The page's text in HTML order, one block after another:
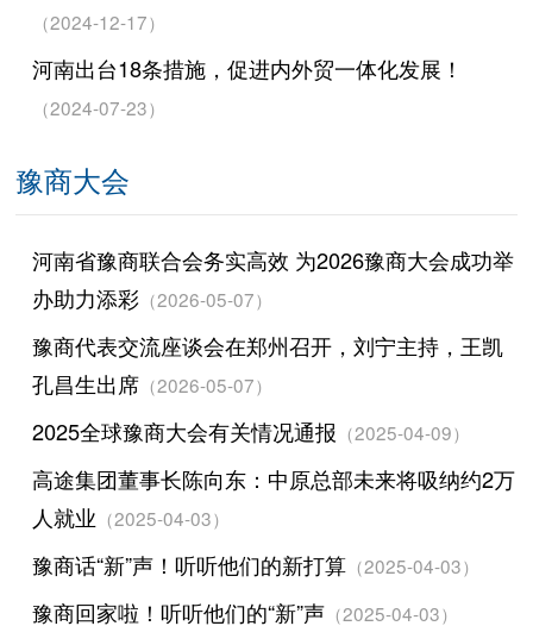
（2024-12-17）
河南出台18条措施，促进内外贸一体化发展！
（2024-07-23）
豫商大会
河南省豫商联合会务实高效 为2026豫商大会成功举
办助力添彩（2026-05-07）
豫商代表交流座谈会在郑州召开，刘宁主持，王凯
孔昌生出席（2026-05-07）
2025全球豫商大会有关情况通报 （2025-04-09）
高途集团董事长陈向东：中原总部未来将吸纳约2万
人就业 （2025-04-03）
豫商话“新”声！听听他们的新打算（2025-04-03）
豫商回家啦！听听他们的“新”声（2025-04-03）